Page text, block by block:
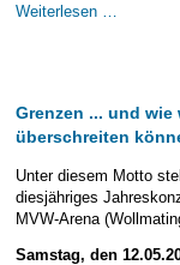
Weiterlesen …
Grenzen ... und wie
überschreiten
Unter diesem Motto
diesjähriges
MVW-Arena
Samstag, den